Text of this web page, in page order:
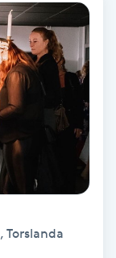
, Torslanda